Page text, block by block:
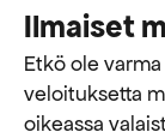
Ilmaiset
Etkö ole
veloituksetta
oikeassa